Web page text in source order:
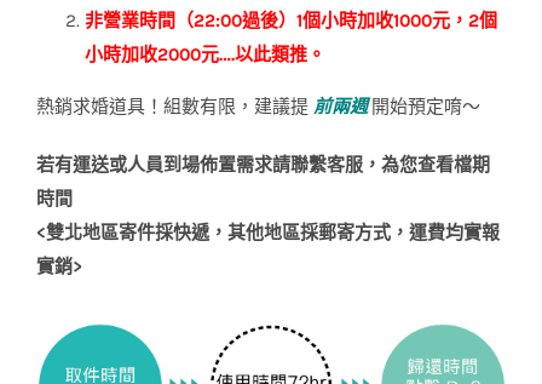
非營業時間（22:00過後）1個小時加收1000元，2個
小時加收2000元….以此類推。
熱銷求婚道具！組數有限，建議提 前兩週 開始預定唷～
若有運送或人員到場佈置需求請聯繫客服，為您查看檔期
時間
<雙北地區寄件採快遞，其他地區採郵寄方式，運費均實報
實銷>